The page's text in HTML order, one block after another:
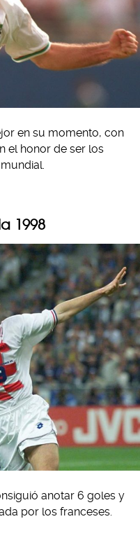
en su momento, con
el honor de ser los
1998
anotar 6 goles y
por los franceses.